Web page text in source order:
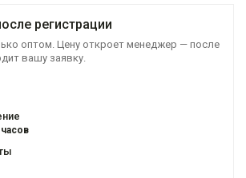
регистрации
оптом. Цену откроет менеджер — после
вашу заявку.